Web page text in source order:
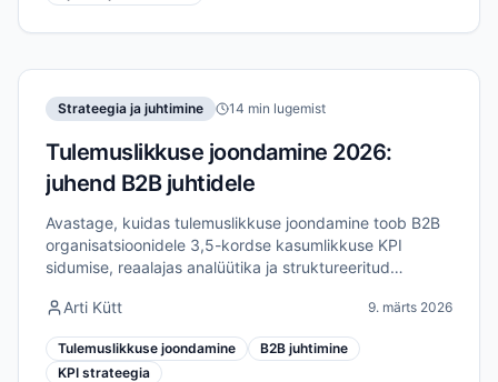
Strateegia ja juhtimine 14 min lugemist
Tulemuslikkuse joondamine 2026:
juhend B2B juhtidele
Avastage, kuidas tulemuslikkuse joondamine toob B2B
organisatsioonidele 3,5-kordse kasumlikkuse KPI
sidumise, reaalajas analüütika ja struktureeritud
elluviimisega.
Arti Kütt 9. märts 2026
Tulemuslikkuse joondamine
B2B juhtimine
KPI strateegia